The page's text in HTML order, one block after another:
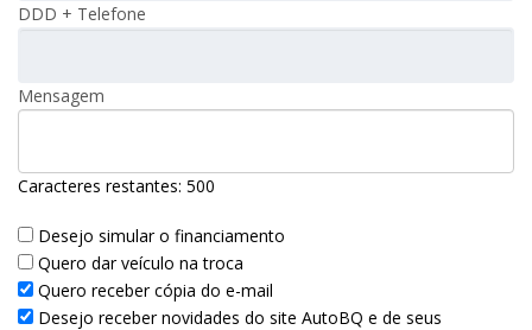
DDD + Telefone
Mensagem
Caracteres restantes: 500
Desejo simular o financiamento
Quero dar veículo na troca
Quero receber cópia do e-mail
Desejo receber novidades do site AutoBQ e de seus